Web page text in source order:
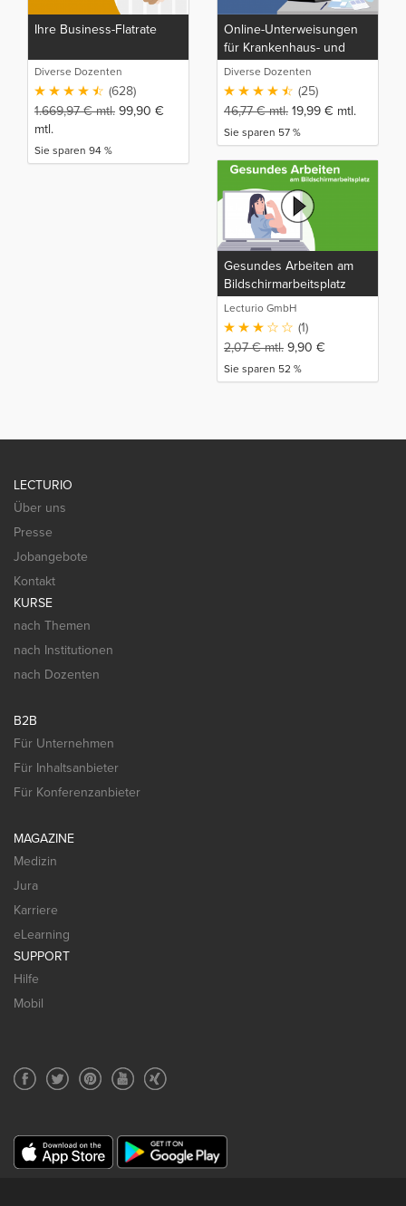
Ihre Business-Flatrate
Diverse Dozenten
(628)
1.669,97€mtl. 99,90 €
mtl.
Sie sparen 94 %
Online-Unterweisungen
für Krankenhaus- und
Pflegepersonal
Diverse Dozenten
(25)
46,77€mtl. 19,99 € mtl.
Sie sparen 57 %
Gesundes Arbeiten am
Bildschirmarbeitsplatz
Lecturio GmbH
(1)
2,07€mtl. 9,90 €
Sie sparen 52 %
LECTURIO
Über uns
Presse
Jobangebote
Kontakt
KURSE
nach Themen
nach Institutionen
nach Dozenten
B2B
Für Unternehmen
Für Inhaltsanbieter
Für Konferenzanbieter
MAGAZINE
Medizin
Jura
Karriere
eLearning
SUPPORT
Hilfe
Mobil